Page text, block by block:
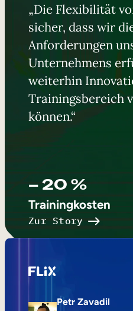
„Die Flexibilität
sicher, dass wir
Anforderungen
Unternehmens
weiterhin
Trainingsbereich
können.“
– 20 %
Trainingkosten
Zur Story
Petr Zavadil